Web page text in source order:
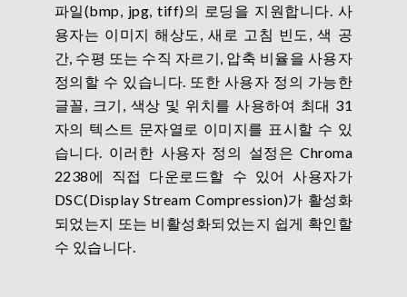
파일(bmp, jpg, tiff)의 로딩을 지원합니다. 사
용자는 이미지 해상도, 새로 고침 빈도, 색 공
간, 수평 또는 수직 자르기, 압축 비율을 사용자
정의할 수 있습니다. 또한 사용자 정의 가능한
글꼴, 크기, 색상 및 위치를 사용하여 최대 31
자의 텍스트 문자열로 이미지를 표시할 수 있
습니다. 이러한 사용자 정의 설정은 Chroma
2238에 직접 다운로드할 수 있어 사용자가
DSC(Display Stream Compression)가 활성화
되었는지 또는 비활성화되었는지 쉽게 확인할
수 있습니다.